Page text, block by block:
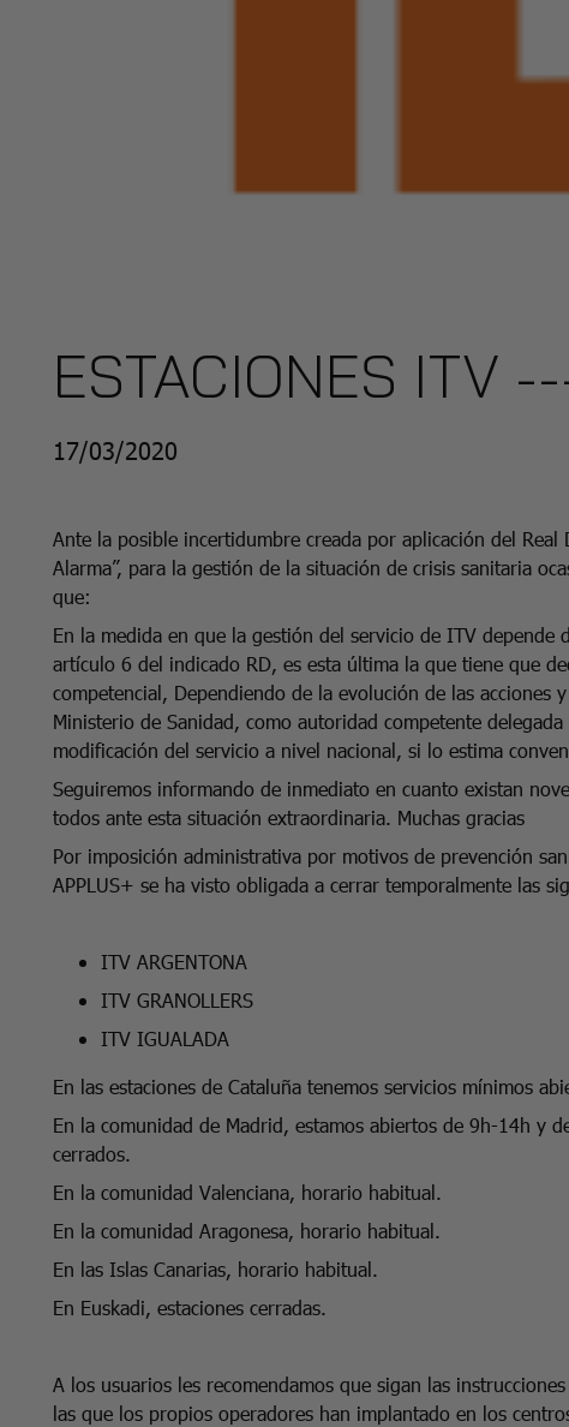
ESTACIONES ITV
17/03/2020
Ante la posible incertidumbre creada por aplicación del
Alarma”, para la gestión de la situación de crisis sanitaria
que:
En la medida en que la gestión del servicio de ITV depende
artículo 6 del indicado RD, es esta última la que tiene que
competencial, Dependiendo de la evolución de las acciones
Ministerio de Sanidad, como autoridad competente
modificación del servicio a nivel nacional, si lo estima
Seguiremos informando de inmediato en cuanto existan
todos ante esta situación extraordinaria. Muchas gracias
Por imposición administrativa por motivos de prevención
APPLUS+ se ha visto obligada a cerrar temporalmente las
ITV ARGENTONA
ITV GRANOLLERS
ITV IGUALADA
En las estaciones de Cataluña tenemos servicios mínimos
En la comunidad de Madrid, estamos abiertos de 9h-14h y
cerrados.
En la comunidad Valenciana, horario habitual.
En la comunidad Aragonesa, horario habitual.
En las Islas Canarias, horario habitual.
En Euskadi, estaciones cerradas.
A los usuarios les recomendamos que sigan las
las que los propios operadores han implantado en los